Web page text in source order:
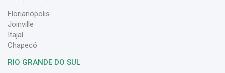
Florianópolis
Joinville
Itajaí
Chapecó
RIO GRANDE DO SUL